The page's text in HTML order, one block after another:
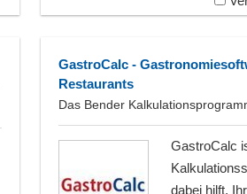
GastroCalc -
Restaurants
Das Bender
GastroCalc
dabei hilft,